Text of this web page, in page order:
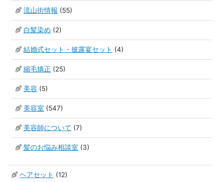
流山街情報 (55)
白髪染め (2)
結婚式セット・披露宴セット (4)
縮毛矯正 (25)
美容 (5)
美容室 (547)
美容師について (7)
髪のお悩み相談室 (3)
ヘアセット (12)